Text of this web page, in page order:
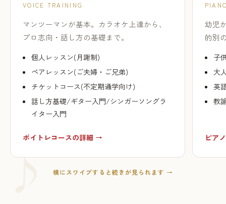
VOICE TRAINING
マンツーマンが基本。カラオケ上達から、
プロ志向・話し方の基礎まで。
個人レッスン(月謝制)
ペアレッスン(ご夫婦・ご兄弟)
チケットコース(不定期通学向け)
話し方基礎/ギター入門/シンガーソングラ
イター入門
ボイトレコースの詳細 →
幼児
的別
子
大
英
教
ピア
横にスワイプすると続きが見られます →